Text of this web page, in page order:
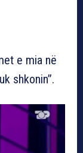
e mia në
shkonin”.